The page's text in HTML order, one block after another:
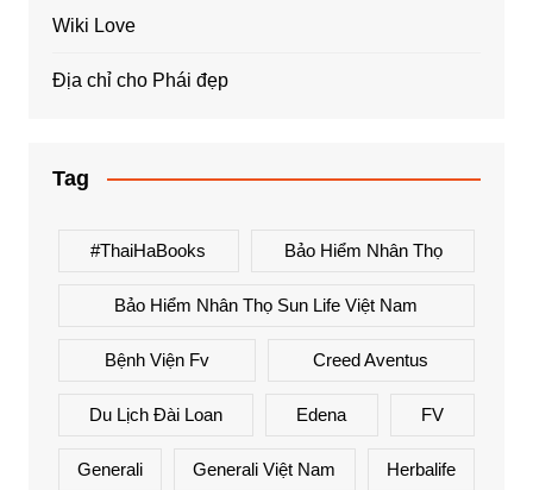
Wiki Love
Địa chỉ cho Phái đẹp
Tag
#ThaiHaBooks Bảo Hiểm Nhân Thọ
Bảo Hiểm Nhân Thọ Sun Life Việt Nam
Bệnh Viện Fv Creed Aventus
Du Lịch Đài Loan Edena FV
Generali Generali Việt Nam Herbalife